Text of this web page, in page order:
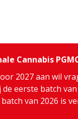
Cannabis
2027 aan wil
eerste batch
van 2026 is